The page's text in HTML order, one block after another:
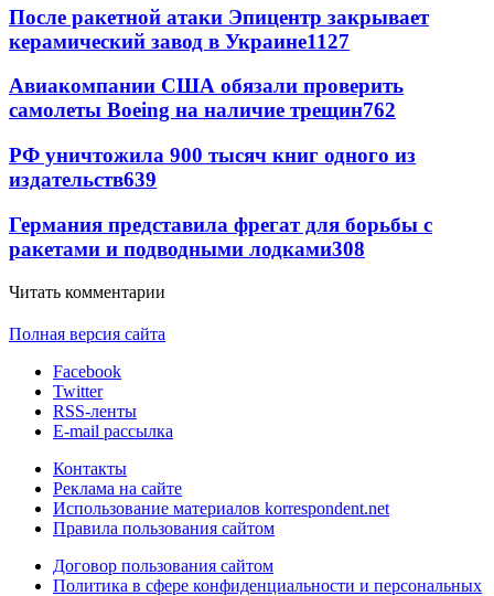
После ракетной атаки Эпицентр закрывает
керамический завод в Украине1127
Авиакомпании США обязали проверить
самолеты Boeing на наличие трещин762
РФ уничтожила 900 тысяч книг одного из
издательств639
Германия представила фрегат для борьбы с
ракетами и подводными лодками308
Читать комментарии
Полная версия сайта
Facebook
Twitter
RSS-ленты
E-mail рассылка
Контакты
Реклама на сайте
Использование материалов korrespondent.net
Правила пользования сайтом
Договор пользования сайтом
Политика в сфере конфиденциальности и персональных